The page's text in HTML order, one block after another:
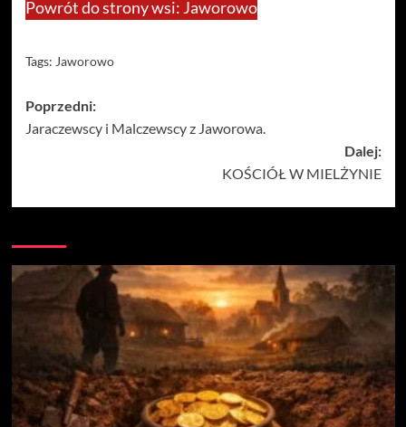
Powrót do strony wsi: Jaworowo
Tags: Jaworowo
Zobacz
wpisy
Poprzedni:
Jaraczewscy i Malczewscy z Jaworowa.
Dalej:
KOŚCIÓŁ W MIELŻYNIE